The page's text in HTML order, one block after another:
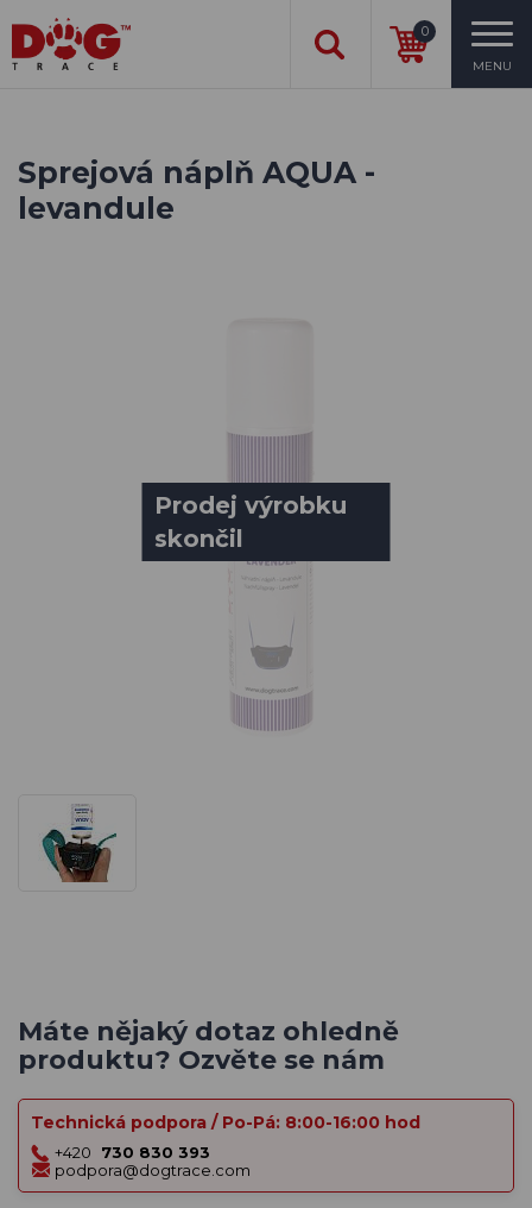
0
MENU
Sprejová náplň AQUA -
levandule
Prodej výrobku
skončil
Máte nějaký dotaz ohledně
produktu? Ozvěte se nám
Technická podpora / Po-Pá: 8:00-16:00 hod
+420
730 830 393
podpora@dogtrace.com